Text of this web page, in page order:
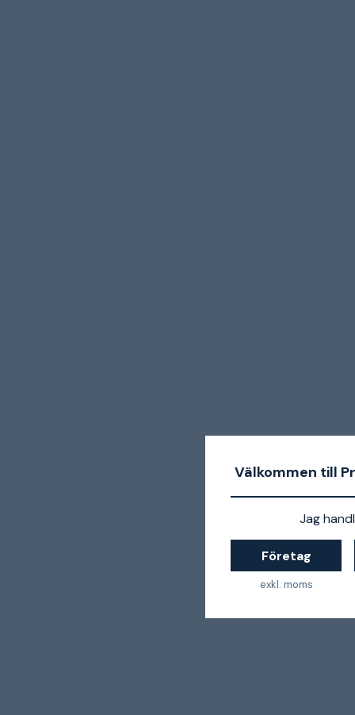
Välkommen till
Jag
Företag
exkl. moms